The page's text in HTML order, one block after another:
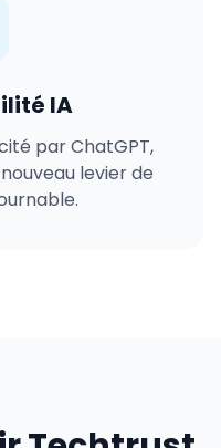
IA
par ChatGPT,
levier de